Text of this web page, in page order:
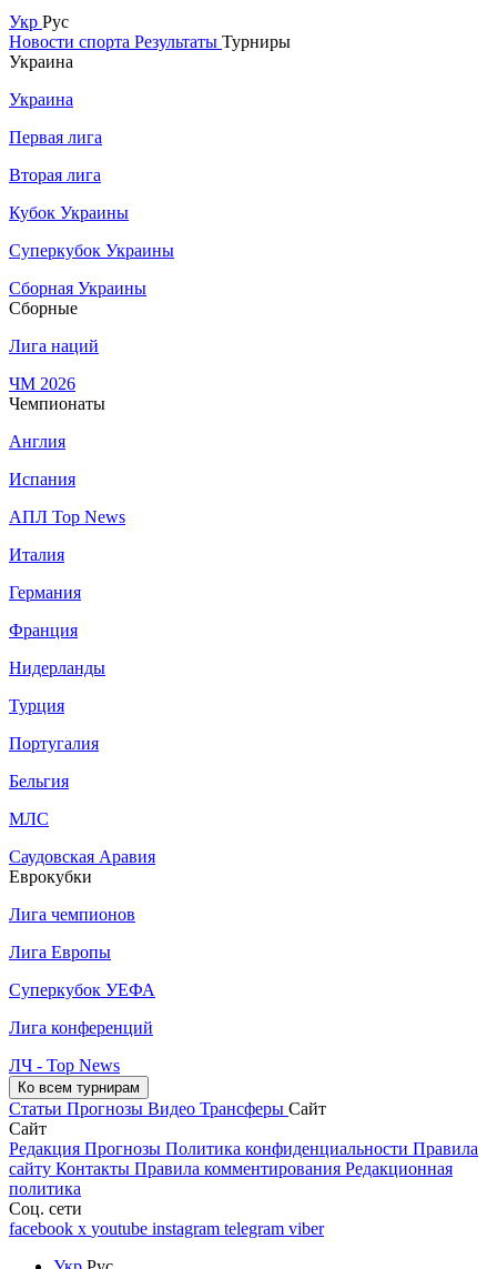
Укр Рус
Новости спорта Результаты Турниры
Украина
Украина
Первая лига
Вторая лига
Кубок Украины
Суперкубок Украины
Сборная Украины
Сборные
Лига наций
ЧМ 2026
Чемпионаты
Англия
Испания
АПЛ Top News
Италия
Германия
Франция
Нидерланды
Турция
Португалия
Бельгия
МЛС
Саудовская Аравия
Еврокубки
Лига чемпионов
Лига Европы
Суперкубок УЕФА
Лига конференций
ЛЧ - Top News
Ко всем турнирам
Статьи Прогнозы Видео Трансферы Сайт
Сайт
Редакция Прогнозы Политика конфиденциальности Правила
сайту Контакты Правила комментирования Редакционная
политика
Соц. сети
facebook x youtube instagram telegram viber